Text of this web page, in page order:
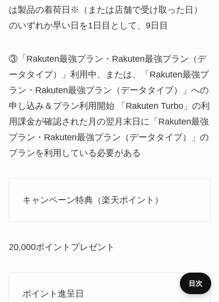
は製品の着荷日※（または店舗で受け取った日）
のいずれか早い日を1日目として、9日目
③「Rakuten最強プラン・Rakuten最強プラン（デ
ータタイプ）」利用中、または、「Rakuten最強プ
ラン・Rakuten最強プラン（データタイプ）」への
申し込み＆プラン利用開始 「Rakuten Turbo」の利
用課金が確認された月の翌月末日に「Rakuten最強
プラン・Rakuten最強プラン（データタイプ）」の
プランを利用している必要がある
キャンペーン特典（楽天ポイント）
20,000ポイントプレゼント
ポイント進呈日
目次